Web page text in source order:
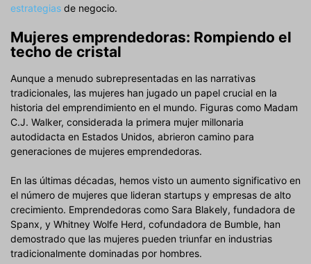
estrategias de negocio.
Mujeres emprendedoras: Rompiendo el
techo de cristal
Aunque a menudo subrepresentadas en las narrativas
tradicionales, las mujeres han jugado un papel crucial en la
historia del emprendimiento en el mundo. Figuras como Madam
C.J. Walker, considerada la primera mujer millonaria
autodidacta en Estados Unidos, abrieron camino para
generaciones de mujeres emprendedoras.
En las últimas décadas, hemos visto un aumento significativo en
el número de mujeres que lideran startups y empresas de alto
crecimiento. Emprendedoras como Sara Blakely, fundadora de
Spanx, y Whitney Wolfe Herd, cofundadora de Bumble, han
demostrado que las mujeres pueden triunfar en industrias
tradicionalmente dominadas por hombres.